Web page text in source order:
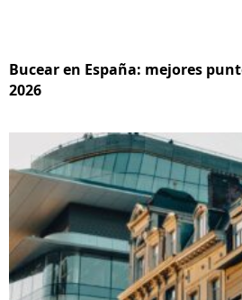
Bucear en España: mejores
2026